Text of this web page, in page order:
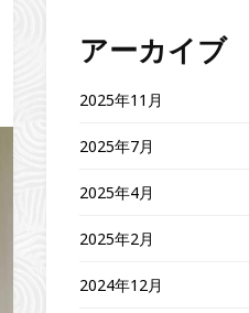
アーカイブ
2025年11月
2025年7月
2025年4月
2025年2月
2024年12月